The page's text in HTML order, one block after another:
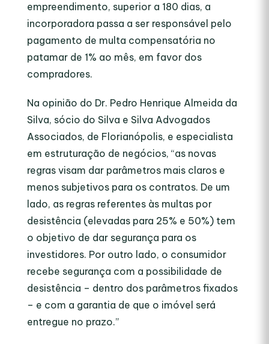
empreendimento, superior a 180 dias, a
incorporadora passa a ser responsável pelo
pagamento de multa compensatória no
patamar de 1% ao mês, em favor dos
compradores.
Na opinião do Dr. Pedro Henrique Almeida da
Silva, sócio do Silva e Silva Advogados
Associados, de Florianópolis, e especialista
em estruturação de negócios, “as novas
regras visam dar parâmetros mais claros e
menos subjetivos para os contratos. De um
lado, as regras referentes às multas por
desistência (elevadas para 25% e 50%) tem
o objetivo de dar segurança para os
investidores. Por outro lado, o consumidor
recebe segurança com a possibilidade de
desistência – dentro dos parâmetros fixados
– e com a garantia de que o imóvel será
entregue no prazo.”